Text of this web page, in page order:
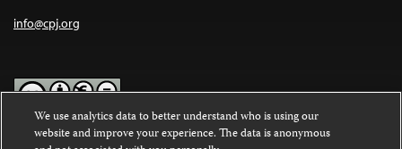
info@cpj.org
Except where noted, text on this website is licensed under a
We use analytics data to better understand who is using our
website and improve your experience. The data is anonymous